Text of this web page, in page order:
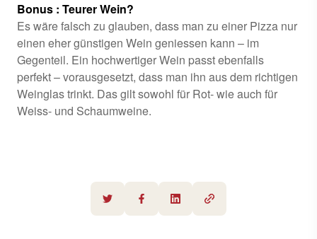
Bonus : Teurer Wein?
Es wäre falsch zu glauben, dass man zu einer Pizza nur
einen eher günstigen Wein geniessen kann – im
Gegenteil. Ein hochwertiger Wein passt ebenfalls
perfekt – vorausgesetzt, dass man ihn aus dem richtigen
Weinglas trinkt. Das gilt sowohl für Rot- wie auch für
Weiss- und Schaumweine.